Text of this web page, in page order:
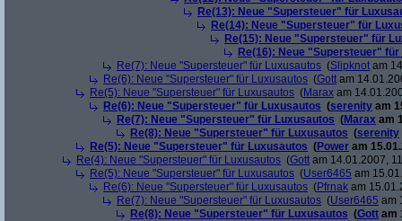
Re(13): Neue "Supersteuer" für
Re(14): Neue "Supersteuer" für
Re(15): Neue "Supersteuer" für
Re(16): Neue "Supersteuer"
Re(7): Neue "Supersteuer" für Luxusautos (Slipknot am
Re(6): Neue "Supersteuer" für Luxusautos (Gott am
Re(5): Neue "Supersteuer" für Luxusautos (Marax am
Re(6): Neue "Supersteuer" für Luxusautos (serenity am
Re(7): Neue "Supersteuer" für Luxusautos (Marax am
Re(8): Neue "Supersteuer" für Luxusautos (serenity
Re(5): Neue "Supersteuer" für Luxusautos (Power am
Re(4): Neue "Supersteuer" für Luxusautos (Gott am 14.01.2007,
Re(5): Neue "Supersteuer" für Luxusautos (User6465 am
Re(6): Neue "Supersteuer" für Luxusautos (Pfrnak am
Re(7): Neue "Supersteuer" für Luxusautos (User6465 am
Re(8): Neue "Supersteuer" für Luxusautos (Gott am